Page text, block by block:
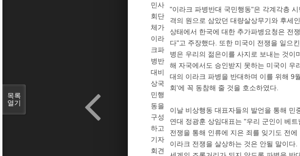
민사
회단
체가
이라
크파
병반
대비
상국
민행
동을
구성
하고
기자
회견
"이라크 파병반대 국민행동"은 각계각층
격의 원으로 삼았던 대량살상무기와 후세
상태에서 한국에 대한 추가파병요청은 전
다"고 주장했다. 또한 미국이 전쟁을 일으
병은 우리의 젊은이를 사지로 보내는 것이
해 자국에서도 승인받지 못하는 미국이 우
대의 이라크 파병을 반대하며 이를 위해 9
회'에 꼭 동참해 줄 것을 호소하였다.
이날 비상행동 대표자들의 발언을 통해 민
연대 정광훈 상임대표는 "우리 군인이 베트
전쟁을 통해 인류에 지은 죄를 잊기도 전에
이라크 전쟁을 살상하는 것은 안될 말이다.
목록
열기